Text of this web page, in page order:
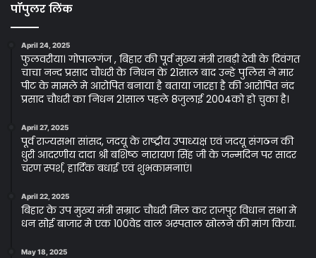
पॉपुलर लिंक
April 24, 2025
फुलवरीया। गोपालगंज , बिहार की पूर्व मुख्य मंत्री राबड़ी देवी के दिवंगत
चाचा नन्द प्रसाद चौधरी के निधन के 21साल बाद उन्हे पुलिस ने मार
पीट के मामले मे आरोपित बनाया है बताया जारहा है की आरोपित नंद
प्रसाद चौधरी का निधन 21साल पहले 8जुलाई 2004को हो चुका है।
April 27, 2025
पूर्व राज्यसभा सांसद, जदयू के राष्ट्रीय उपाध्यक्ष एवं जदयू संगठन की
धुरी आदरणीय दादा श्री बशिष्ठ नारायण सिंह जी के जन्मदिन पर सादर
चरण स्पर्श, हार्दिक बधाई एवं शुभकामनाएं।
April 22, 2025
बिहार के उप मुख्य मंत्री सम्राट चौधरी मिल कर राजपुर विधान सभा मे
धन सोई बाजार मे एक 100वेड वाल अस्पताल खोलने की मांग किया.
May 18, 2025